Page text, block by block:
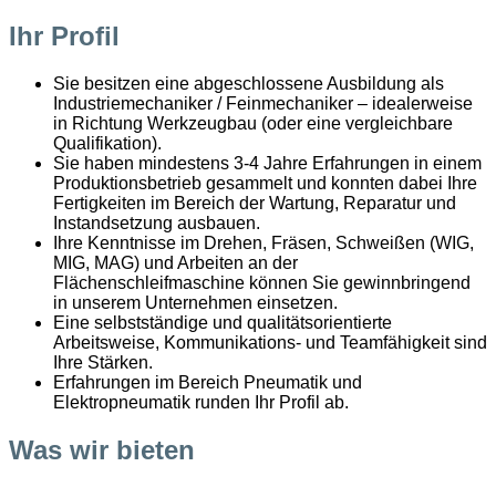
Ihr Profil
Sie besitzen eine abgeschlossene Ausbildung als
Industriemechaniker / Feinmechaniker – idealerweise
in Richtung Werkzeugbau (oder eine vergleichbare
Qualifikation).
Sie haben mindestens 3-4 Jahre Erfahrungen in einem
Produktionsbetrieb gesammelt und konnten dabei Ihre
Fertigkeiten im Bereich der Wartung, Reparatur und
Instandsetzung ausbauen.
Ihre Kenntnisse im Drehen, Fräsen, Schweißen (WIG,
MIG, MAG) und Arbeiten an der
Flächenschleifmaschine können Sie gewinnbringend
in unserem Unternehmen einsetzen.
Eine selbstständige und qualitätsorientierte
Arbeitsweise, Kommunikations- und Teamfähigkeit sind
Ihre Stärken.
Erfahrungen im Bereich Pneumatik und
Elektropneumatik runden Ihr Profil ab.
Was wir bieten